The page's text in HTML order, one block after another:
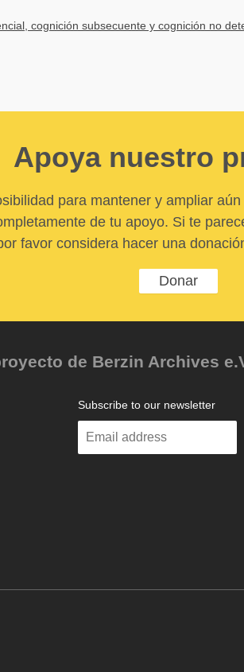
cognición subsecuente y cognición no
Apoya nuestro
para mantener y ampliar
de tu apoyo. Si te
favor considera hacer una
Donar
de Berzin Archives
Subscribe to our newsletter
Enter